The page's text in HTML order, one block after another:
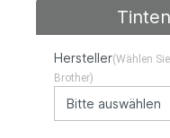
Hersteller(Wählen
Brother)